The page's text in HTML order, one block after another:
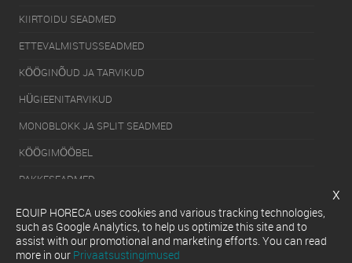
KIIRTOIDU SEADMED
ETTEVALMISTUSSEADMED
KÖÖGINÕUD JA TARVIKUD
HÜGIEENITARVIKUD
MONOBLOKK JA SPLIT SEADMED
KÖÖGIMÖÖBEL
PAKKESEADMED
KÜLMUTUSSEADMED
SERVEERIMISSEADMED
NÕUDEPESUMASINAD
x
EQUIP HORECA uses cookies and various tracking technologies,
such as Google Analytics, to help us optimize this site and to
assist with our promotional and marketing efforts. You can read
more in our Privaatsustingimused